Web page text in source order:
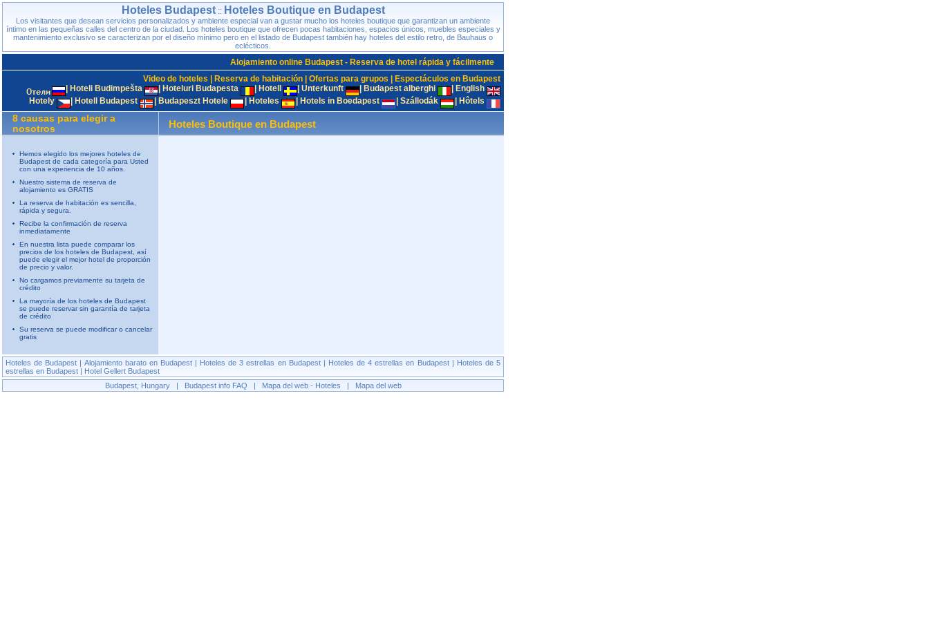
Hoteles Budapest:: Hoteles Boutique en Budapest
Los visitantes que desean servicios personalizados y ambiente especial van a gustar mucho los hoteles boutique que garantizan un ambiente
íntimo en las pequeñas calles del centro de la ciudad. Los hoteles boutique que ofrecen pocas habitaciones, espacios únicos, muebles especiales y
mantenimiento exclusivo se caracterizan por el diseño mínimo pero en el listado de Budapest también hay hoteles del estilo retro, de Bauhaus o
eclécticos.
Alojamiento online Budapest - Reserva de hotel rápida y fácilmente
Video de hoteles
Reserva de habitación Ofertas para grupos
Espectáculos en Budapest
Hoteli Budimpešta Hoteluri Budapesta Hotell Unterkunft Budapest alberghi
English
Hotely
Hotell Budapest Budapeszt Hotele Hoteles Hotels in Boedapest Szállodák Hôtels
8 causas para elegir a
nosotros
Hoteles Boutique en Budapest
Hemos elegido los mejores hoteles de
Budapest de cada categoría para Usted
con una experiencia de 10 años.
Nuestro sistema de reserva de
alojamiento es GRATIS
La reserva de habitación es sencilla,
rápida y segura.
Recibe la confirmación de reserva
inmediatamente
En nuestra lista puede comparar los
precios de los hoteles de Budapest, así
puede elegir el mejor hotel de proporción
de precio y valor.
No cargamos previamente su tarjeta de
crédito
La mayoría de los hoteles de Budapest
se puede reservar sin garantía de tarjeta
de crédito
Su reserva se puede modificar o cancelar
gratis
Hoteles de Budapest | Alojamiento barato en Budapest| Hoteles de 3 estrellas en Budapest| Hoteles de 4 estrellas en Budapest| Hoteles de 5
estrellas en Budapest | Hotel Gellert Budapest
Budapest, Hungary| Budapest info FAQ | Mapa del web - Hoteles | Mapa del web